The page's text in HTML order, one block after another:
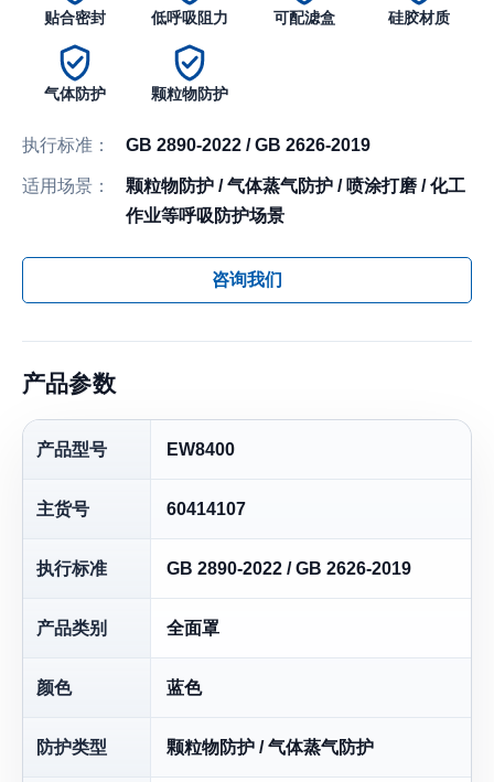
贴合密封 低呼吸阻力 可配滤盒 硅胶材质
气体防护 颗粒物防护
执行标准： GB 2890-2022 / GB 2626-2019
适用场景：
颗粒物防护 / 气体蒸气防护 / 喷涂打磨 / 化工
作业等呼吸防护场景
咨询我们
产品参数
产品型号 EW8400
主货号 60414107
执行标准 GB 2890-2022 / GB 2626-2019
产品类别 全面罩
颜色 蓝色
防护类型 颗粒物防护 / 气体蒸气防护